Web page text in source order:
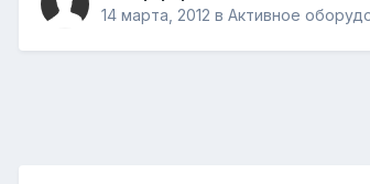
14 марта, 2012 в Активное